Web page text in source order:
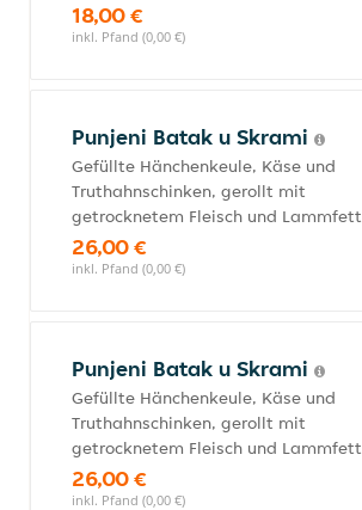
18,00 €
inkl. Pfand (0,00 €)
Punjeni Batak u Skrami
Gefüllte Hänchenkeule, Käse und
Truthahnschinken, gerollt mit
getrocknetem Fleisch und Lammfett
26,00 €
inkl. Pfand (0,00 €)
Punjeni Batak u Skrami
Gefüllte Hänchenkeule, Käse und
Truthahnschinken, gerollt mit
getrocknetem Fleisch und Lammfett
26,00 €
inkl. Pfand (0,00 €)